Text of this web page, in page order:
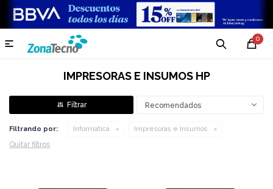
0

IMPRESORAS E INSUMOS HP
Recomendados
Filtrando por: Informática Impresoras e Insumos
Quitar filtros